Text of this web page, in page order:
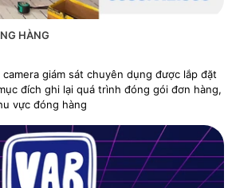
HÀNG
giám sát chuyên dụng được lắp đặt
đích ghi lại quá trình đóng gói đơn hàng,
vực đóng hàng